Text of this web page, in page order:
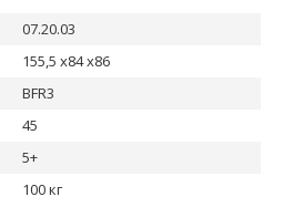
07.20.03
155,5 x84 x86
BFR3
45
5+
100 кг